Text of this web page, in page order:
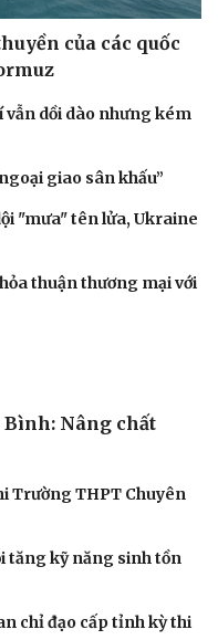
sống
yêu - Gia đình
của các quốc
vẫn dồi dào nhưng kém
giao sân khấu”
"mưa" tên lửa, Ukraine
thuận thương mại với